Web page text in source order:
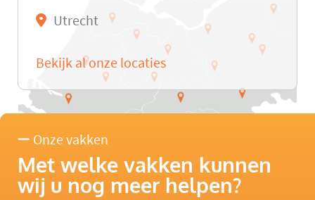
Utrecht
Bekijk al onze locaties
Onze vakken
Met welke vakken kunnen
wij u nog meer helpen?